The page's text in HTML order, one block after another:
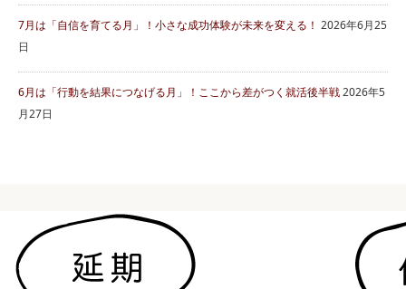
7月は「自信を育てる月」！小さな成功体験が未来を変える！ 2026年6月25
日
6月は「行動を結果につなげる月」！ここから差がつく就活後半戦2026年5
月27日